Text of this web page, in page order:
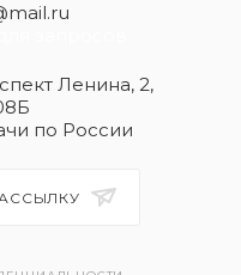
Ленина, 2,
по России